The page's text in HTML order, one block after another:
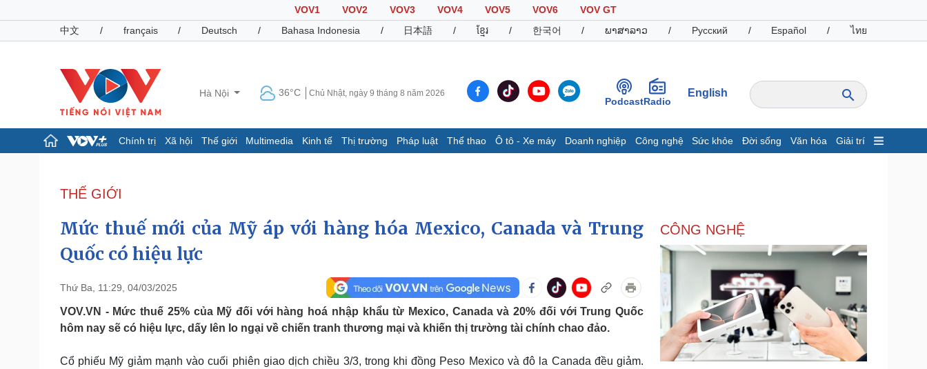
VOV1 VOV2 VOV3 VOV4 VOV5 VOV6
VOV GT
中文
/ français / Deutsch / Bahasa Indonesia / 日本語 / ខ្មែរ / 한국어 / ພາສາລາວ / Русский / Español / ไทย
Hà Nội 36°C Chủ Nhật, ngày 9 tháng 8 năm 2026
PodcastRadio
English
Chính trị Xã hội Thế giới Multimedia Kinh tế Thị trường Pháp luật Thể thao Ô tô - Xe máy Doanh nghiệp Công nghệ Sức khỏe Đời sống Văn hóa Giải trí
Đảng
Tổ chức nhân sự
Nhận diện sự thật
Giáo dục
Dấu ấn VOV
Biển đảo
Infographic
Giá cà phê
Pháp luật
Tin nóng
Tư vấn luật
Việt Nam
Phân tích
Thể thao
Lịch thi đấu bóng đá
Thế giới thể thao
Hậu trường
Ô tô - Xe máy
Xe máy
Tư vấn
Doanh nghiệp
Thông tin doanh nghiệp
Doanh nghiệp 24h
Doanh nhân
Vì cộng đồng
Công nghệ
Sành điệu
Tin Công nghệ
Trải nghiệm
Chuyển đổi số
THẾ GIỚI
Mức thuế mới của Mỹ áp với hàng hóa Mexico, Canada và Trung
Quốc có hiệu lực
Thứ Ba, 11:29, 04/03/2025
VOV.VN - Mức thuế 25% của Mỹ đối với hàng hoá nhập khẩu từ Mexico, Canada và 20% đối với Trung Quốc
hôm nay sẽ có hiệu lực, dấy lên lo ngại về chiến tranh thương mại và khiến thị trường tài chính chao đảo.
Cổ phiếu Mỹ giảm mạnh vào cuối phiên giao dịch chiều 3/3, trong khi đồng Peso Mexico và đô la Canada đều giảm.
CÔNG NGHỆ